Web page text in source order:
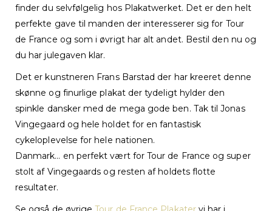
finder du selvfølgelig hos Plakatwerket. Det er den helt
perfekte gave til manden der interesserer sig for Tour
de France og som i øvrigt har alt andet. Bestil den nu og
du har julegaven klar.
Det er kunstneren Frans Barstad der har kreeret denne
skønne og finurlige plakat der tydeligt hylder den
spinkle dansker med de mega gode ben. Tak til Jonas
Vingegaard og hele holdet for en fantastisk
cykeloplevelse for hele nationen.
Danmark… en perfekt vært for Tour de France og super
stolt af Vingegaards og resten af holdets flotte
resultater.